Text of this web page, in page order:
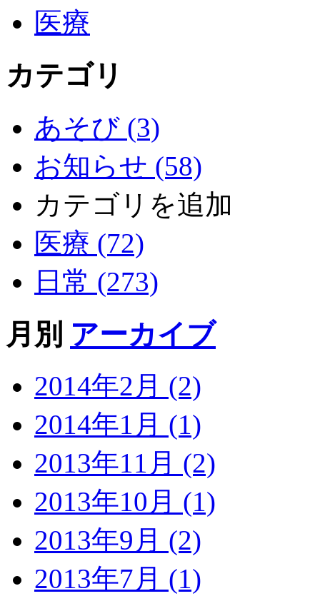
医療
カテゴリ
あそび (3)
お知らせ (58)
カテゴリを追加
医療 (72)
日常 (273)
月別 アーカイブ
2014年2月 (2)
2014年1月 (1)
2013年11月 (2)
2013年10月 (1)
2013年9月 (2)
2013年7月 (1)